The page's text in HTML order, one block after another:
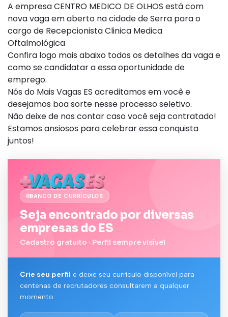
A empresa CENTRO MEDICO DE OLHOS está com
nova vaga em aberto na cidade de Serra para o
cargo de Recepcionista Clinica Medica
Oftalmológica
Confira logo mais abaixo todos os detalhes da vaga e
como se candidatar a essa oportunidade de
emprego.
Nós do Mais Vagas ES acreditamos em você e
desejamos boa sorte nesse processo seletivo.
Não deixe de nos contar caso você seja contratado!
Estamos ansiosos para celebrar essa conquista
juntos!
BANCO DE CURRÍCULOS
Seja encontrado por diversas
empresas do ES
Cadastro gratuito · Perfil sempre visível
Crie seu perfil e deixe seu currículo disponível para
centenas de recrutadores consultarem a qualquer
momento.